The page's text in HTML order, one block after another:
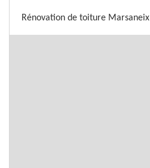
Rénovation de toiture Marsaneix